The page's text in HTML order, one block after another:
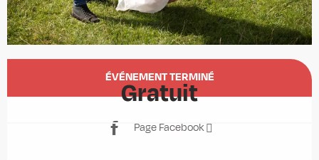
Ouverture et coordonnées
ÉVÉNEMENT TERMINÉ
Gratuit
Page Facebook